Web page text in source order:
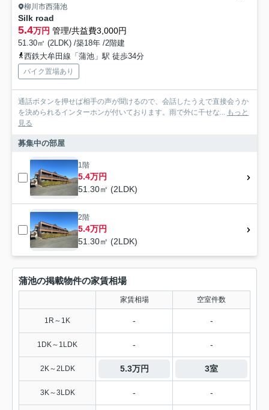
柳川市西蒲池
Silk road
5.4万円 管理/共益費3,000円
51.30㎡ (2LDK) /築18年 /2階建
西鉄大牟田線「蒲池」駅 徒歩34分
バイク置場あり
通話ボタンを押せば相手の声が聞けるので、会話したうえで直接会うか
を決められるインターホンが付いております。雨で外に干せな... もっと
見る
募集中の部屋
1階
5.4万円
51.30㎡ (2LDK)
2階
5.4万円
51.30㎡ (2LDK)
蒲池の掲載物件の家賃相場
家賃相場 空室件数
1R～1K - -
1DK～1LDK - -
2K～2LDK 5.3万円 3室
3K～3LDK - -